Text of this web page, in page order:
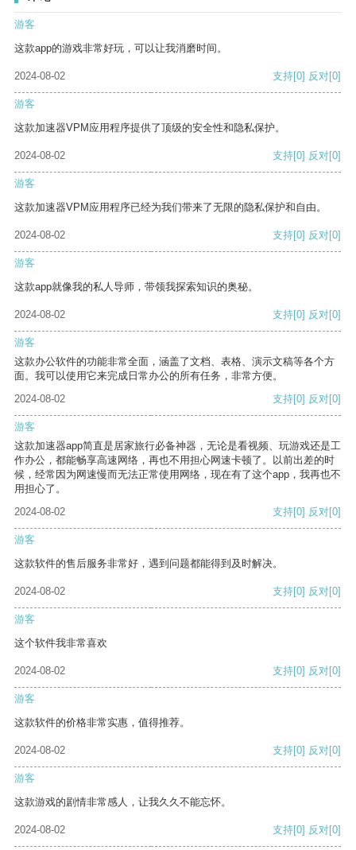
游客
这款app的游戏非常好玩，可以让我消磨时间。
2024-08-02 支持[0] 反对[0]
游客
这款加速器VPM应用程序提供了顶级的安全性和隐私保护。
2024-08-02 支持[0] 反对[0]
游客
这款加速器VPM应用程序已经为我们带来了无限的隐私保护和自由。
2024-08-02 支持[0] 反对[0]
游客
这款app就像我的私人导师，带领我探索知识的奥秘。
2024-08-02 支持[0] 反对[0]
游客
这款办公软件的功能非常全面，涵盖了文档、表格、演示文稿等各个方
面。我可以使用它来完成日常办公的所有任务，非常方便。
2024-08-02
支持[0] 反对[0]
游客
这款加速器app简直是居家旅行必备神器，无论是看视频、玩游戏还是工
作办公，都能畅享高速网络，再也不用担心网速卡顿了。以前出差的时
候，经常因为网速慢而无法正常使用网络，现在有了这个app，我再也不
用担心了。
2024-08-02
支持[0] 反对[0]
游客
这款软件的售后服务非常好，遇到问题都能得到及时解决。
2024-08-02 支持[0] 反对[0]
游客
这个软件我非常喜欢
2024-08-02 支持[0] 反对[0]
游客
这款软件的价格非常实惠，值得推荐。
2024-08-02 支持[0] 反对[0]
游客
这款游戏的剧情非常感人，让我久久不能忘怀。
2024-08-02 支持[0] 反对[0]